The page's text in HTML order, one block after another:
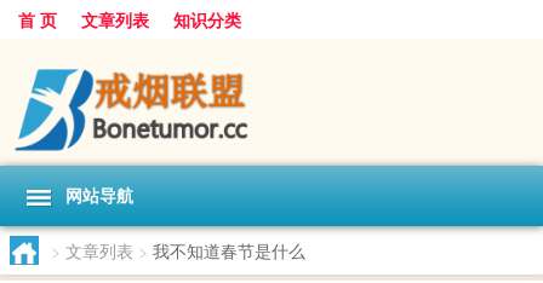
首 页 文章列表 知识分类
网站导航
> 文章列表 > 我不知道春节是什么